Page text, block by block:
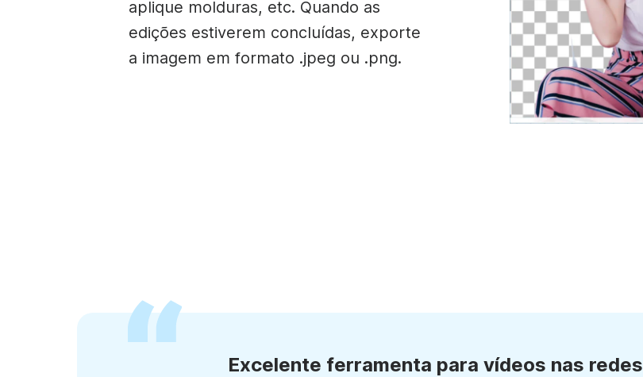
aplique molduras, etc. Quando as
edições estiverem concluídas, exporte
a imagem em formato .jpeg ou .png.
Excelente ferramenta para vídeos nas redes